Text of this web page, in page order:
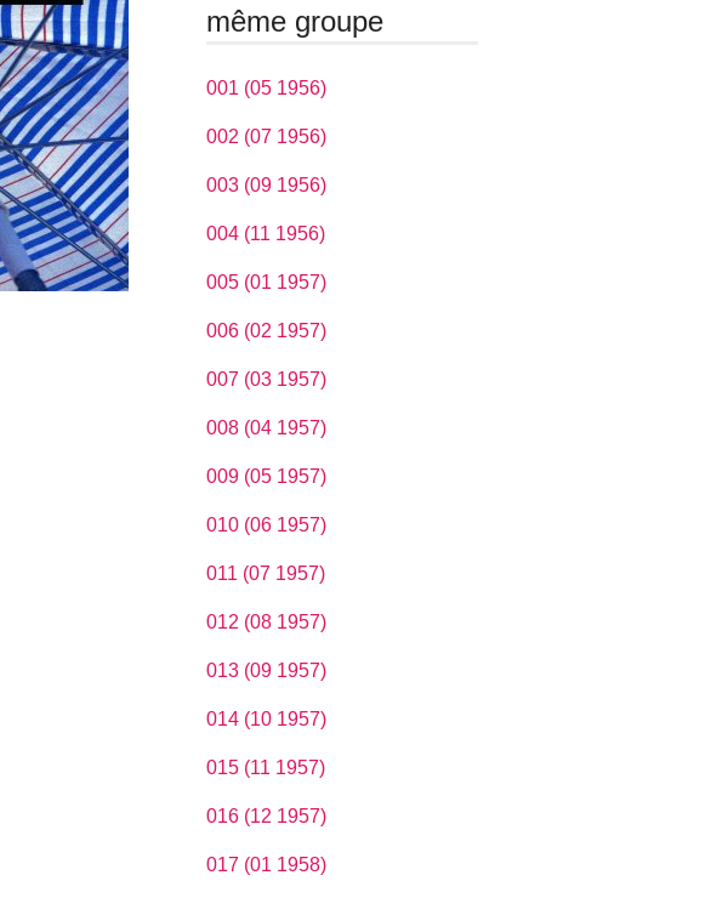
même groupe
001 (05 1956)
002 (07 1956)
003 (09 1956)
004 (11 1956)
005 (01 1957)
006 (02 1957)
007 (03 1957)
008 (04 1957)
009 (05 1957)
010 (06 1957)
011 (07 1957)
012 (08 1957)
013 (09 1957)
014 (10 1957)
015 (11 1957)
016 (12 1957)
017 (01 1958)